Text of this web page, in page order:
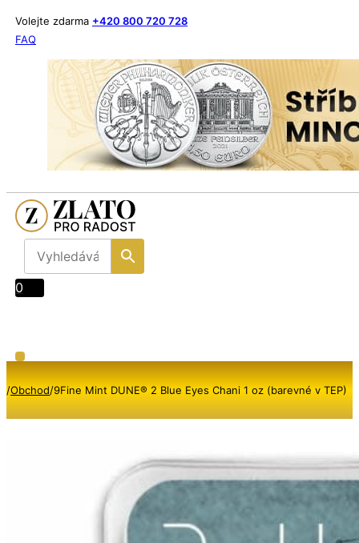
Volejte zdarma +420 800 720 728
FAQ
0
/Obchod/9Fine Mint DUNE® 2 Blue Eyes Chani 1 oz (barevné v TEP)